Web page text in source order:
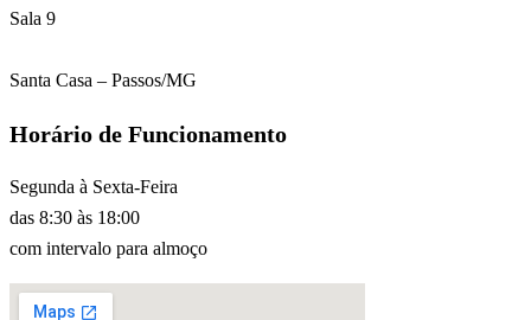
Sala 9
Santa Casa – Passos/MG
Horário de Funcionamento
Segunda à Sexta-Feira
das 8:30 às 18:00
com intervalo para almoço